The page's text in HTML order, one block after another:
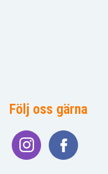
Följ oss gärna